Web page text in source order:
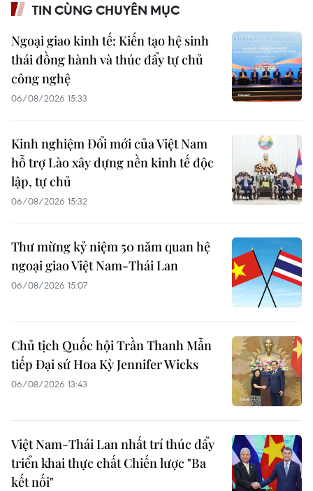
TIN CÙNG CHUYÊN MỤC
Ngoại giao kinh tế: Kiến tạo hệ sinh
thái đồng hành và thúc đẩy tự chủ
công nghệ
06/08/2026 15:33
Kinh nghiệm Đổi mới của Việt Nam
hỗ trợ Lào xây dựng nền kinh tế độc
lập, tự chủ
06/08/2026 15:32
Thư mừng kỷ niệm 50 năm quan hệ
ngoại giao Việt Nam-Thái Lan
06/08/2026 15:07
Chủ tịch Quốc hội Trần Thanh Mẫn
tiếp Đại sứ Hoa Kỳ Jennifer Wicks
06/08/2026 13:43
Việt Nam-Thái Lan nhất trí thúc đẩy
triển khai thực chất Chiến lược "Ba
kết nối"